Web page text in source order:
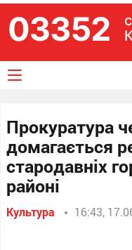
Прокуратура
домагається
стародавніх
районі
Культура 16:43,